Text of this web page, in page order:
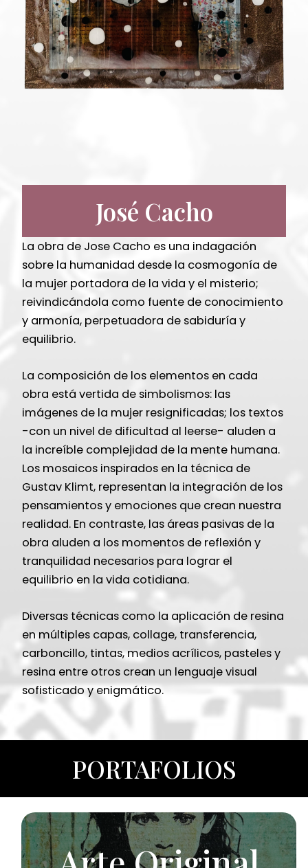
José Cacho
La obra de Jose Cacho es una indagación
sobre la humanidad desde la cosmogonía de
la mujer portadora de la vida y el misterio;
reivindicándola como fuente de conocimiento
y armonía, perpetuadora de sabiduría y
equilibrio.
La composición de los elementos en cada
obra está vertida de simbolismos: las
imágenes de la mujer resignificadas; los textos
-con un nivel de dificultad al leerse- aluden a
la increíble complejidad de la mente humana.
Los mosaicos inspirados en la técnica de
Gustav Klimt, representan la integración de los
pensamientos y emociones que crean nuestra
realidad. En contraste, las áreas pasivas de la
obra aluden a los momentos de reflexión y
tranquilidad necesarios para lograr el
equilibrio en la vida cotidiana.
Diversas técnicas como la aplicación de resina
en múltiples capas, collage, transferencia,
carboncillo, tintas, medios acrílicos, pasteles y
resina entre otros crean un lenguaje visual
sofisticado y enigmático.
PORTAFOLIOS